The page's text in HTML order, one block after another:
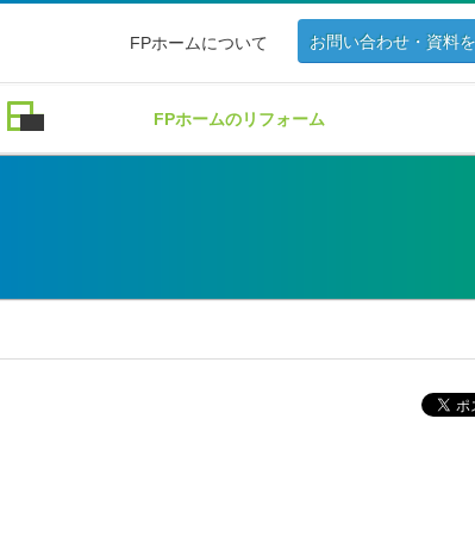
FPホームについて お問い合わせ・資料
FPホームのリフォーム